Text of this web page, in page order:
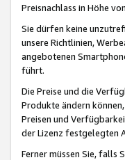
Preisnachlass in Höhe
Sie dürfen keine
unsere Richtlinien,
angebotenen
führt.
Die Preise und die
Produkte ändern
Preisen und
der Lizenz festgelegten
Ferner müssen Sie, falls